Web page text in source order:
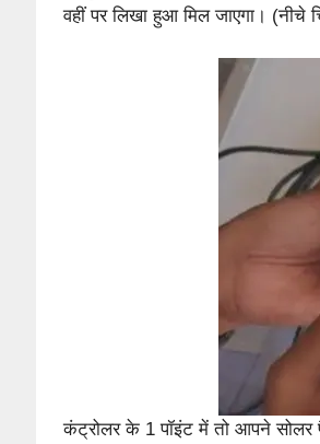
वहीं पर लिखा हुआ मिल जाएगा। (नीचे
कंट्रोलर के 1 पॉइंट में तो आपने सोलर